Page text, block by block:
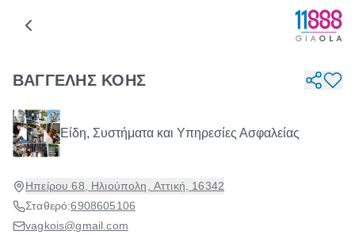
ΒΑΓΓΕΛΗΣ ΚΟΗΣ
Είδη, Συστήματα και Υπηρεσίες Ασφαλείας
Ηπείρου 68, Ηλιούπολη, Αττική, 16342
Σταθερό:6908605106
vagkois@gmail.com